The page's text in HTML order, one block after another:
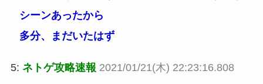
シーンあったから
多分、まだいたはず
5: ネトゲ攻略速報 2021/01/21(木) 22:23:16.808